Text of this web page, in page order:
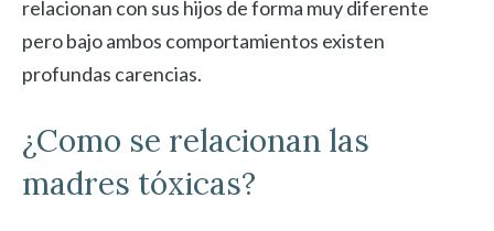
relacionan con sus hijos de forma muy diferente
pero bajo ambos comportamientos existen
profundas carencias.
¿Como se relacionan las
madres tóxicas?